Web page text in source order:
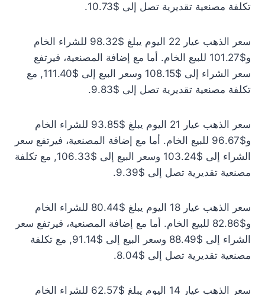
تكلفة مصنعية تقديرية تصل إلى $10.73.
سعر الذهب عيار 22 اليوم يبلغ $98.32 للشراء الخام
و$101.27 للبيع الخام. أما مع إضافة المصنعية، فيرتفع
سعر الشراء إلى $108.15 وسعر البيع إلى $111.40, مع
تكلفة مصنعية تقديرية تصل إلى $9.83.
سعر الذهب عيار 21 اليوم يبلغ $93.85 للشراء الخام
و$96.67 للبيع الخام. أما مع إضافة المصنعية، فيرتفع سعر
الشراء إلى $103.24 وسعر البيع إلى $106.33, مع تكلفة
مصنعية تقديرية تصل إلى $9.39.
سعر الذهب عيار 18 اليوم يبلغ $80.44 للشراء الخام
و$82.86 للبيع الخام. أما مع إضافة المصنعية، فيرتفع سعر
الشراء إلى $88.49 وسعر البيع إلى $91.14, مع تكلفة
مصنعية تقديرية تصل إلى $8.04.
سعر الذهب عيار 14 اليوم يبلغ $62.57 للشراء الخام